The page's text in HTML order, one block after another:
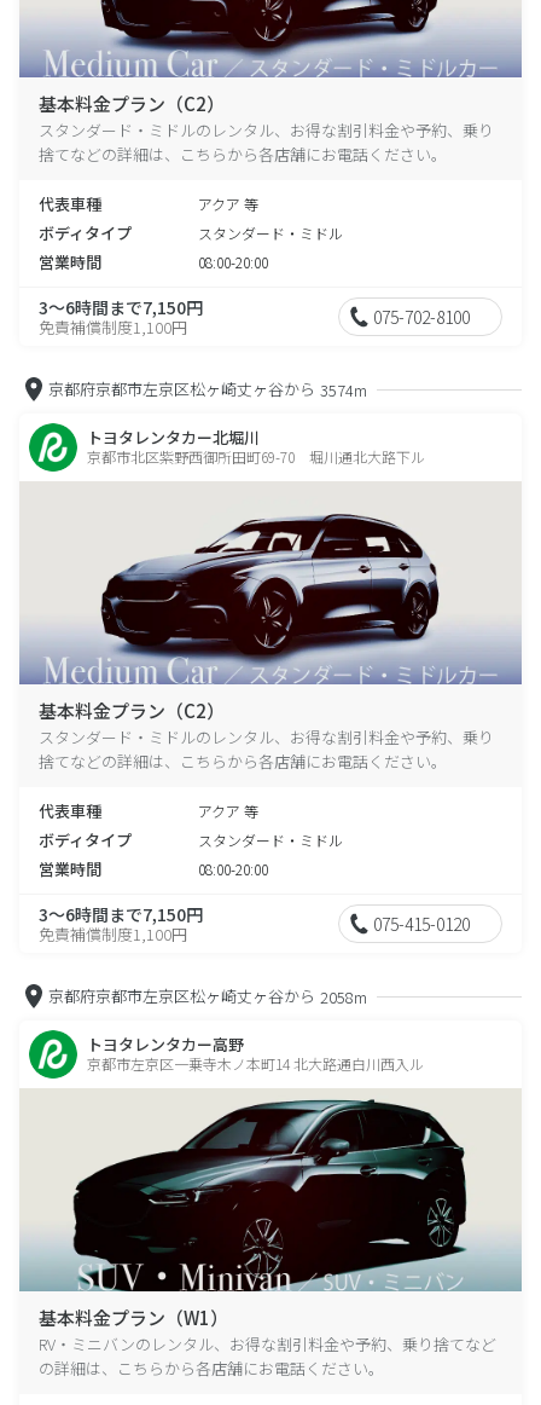
基本料金プラン（C2）
スタンダード・ミドルのレンタル、お得な割引料金や予約、乗り
捨てなどの詳細は、こちらから各店舗にお電話ください。
代表車種 アクア 等
ボディタイプ スタンダード・ミドル
営業時間 08:00-20:00
3～6時間まで7,150円
免責補償制度1,100円 075-702-8100
京都府京都市左京区松ヶ崎丈ヶ谷から 3574m
トヨタレンタカー北堀川
京都市北区紫野西御所田町69-70 堀川通北大路下ル
基本料金プラン（C2）
スタンダード・ミドルのレンタル、お得な割引料金や予約、乗り
捨てなどの詳細は、こちらから各店舗にお電話ください。
代表車種 アクア 等
ボディタイプ スタンダード・ミドル
営業時間 08:00-20:00
3～6時間まで7,150円
免責補償制度1,100円 075-415-0120
京都府京都市左京区松ヶ崎丈ヶ谷から 2058m
トヨタレンタカー高野
京都市左京区一乗寺木ノ本町14 北大路通白川西入ル
基本料金プラン（W1）
RV・ミニバンのレンタル、お得な割引料金や予約、乗り捨てなど
の詳細は、こちらから各店舗にお電話ください。